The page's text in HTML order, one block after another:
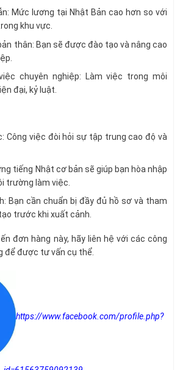
Mức lương tại Nhật Bản cao hơn so với
khu vực.
thân: Bạn sẽ được đào tạo và nâng cao
chuyên nghiệp: Làm việc trong môi
đại, kỷ luật.
Công việc đòi hỏi sự tập trung cao độ và
tiếng Nhật cơ bản sẽ giúp bạn hòa nhập
trường làm việc.
Bạn cần chuẩn bị đầy đủ hồ sơ và tham
trước khi xuất cảnh.
đơn hàng này, hãy liên hệ với các công
để được tư vấn cụ thể.
https://www.facebook.com/profile.php?